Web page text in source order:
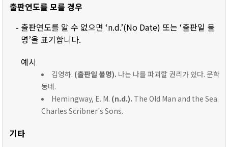
출판연도를 모를 경우
- 출판연도를 알 수 없으면 ‘n.d.’(No Date) 또는 ‘출판일 불
명’을 표기합니다.
예시
김영하. (출판일 불명). 나는 나를 파괴할 권리가 있다. 문학
동네.
Hemingway, E. M. (n.d.). The Old Man and the Sea.
Charles Scribner's Sons.
기타